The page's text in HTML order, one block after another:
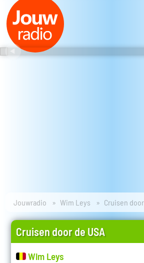
Jouwradio Wim Leys Cruisen
Cruisen door de USA
Wim Leys